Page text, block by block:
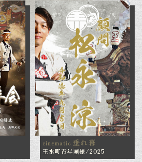
cinematic 垂れ幕
王水町青年團様/2025